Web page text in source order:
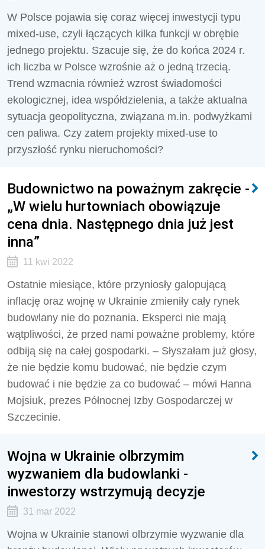
W Polsce pojawia się coraz więcej inwestycji typu
mixed-use, czyli łączących kilka funkcji w obrębie
jednego projektu. Szacuje się, że do końca 2024 r.
ich liczba w Polsce wzrośnie aż o jedną trzecią.
Trend wzmacnia również wzrost świadomości
ekologicznej, idea współdzielenia, a także aktualna
sytuacja geopolityczna, związana m.in. podwyżkami
cen paliwa. Czy zatem projekty mixed-use to
przyszłość rynku nieruchomości?
Budownictwo na poważnym zakręcie -
„W wielu hurtowniach obowiązuje
cena dnia. Następnego dnia już jest
inna”
11 kwi 2022
Ostatnie miesiące, które przyniosły galopującą
inflację oraz wojnę w Ukrainie zmieniły cały rynek
budowlany nie do poznania. Eksperci nie mają
wątpliwości, że przed nami poważne problemy, które
odbiją się na całej gospodarki. – Słyszałam już głosy,
że nie będzie komu budować, nie będzie czym
budować i nie będzie za co budować – mówi Hanna
Mojsiuk, prezes Północnej Izby Gospodarczej w
Szczecinie.
Wojna w Ukrainie olbrzymim
wyzwaniem dla budowlanki -
inwestorzy wstrzymują decyzje
31 mar 2022
Wojna w Ukrainie stanowi olbrzymie wyzwanie dla